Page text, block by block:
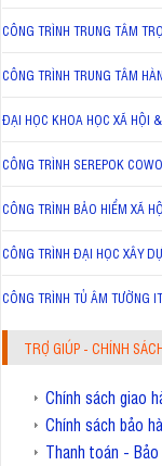
CÔNG TRÌNH TRUNG TÂM
CÔNG TRÌNH TRUNG TÂM
ĐẠI HỌC KHOA HỌC XÃ HỘI
CÔNG TRÌNH SEREPOK
CÔNG TRÌNH BẢO HIỂM XÃ
CÔNG TRÌNH ĐẠI HỌC XÂY
CÔNG TRÌNH TỦ ÂM TƯỜNG
TRỢ GIÚP - CHÍNH
Chính sách giao
Chính sách bảo
Thanh toán -